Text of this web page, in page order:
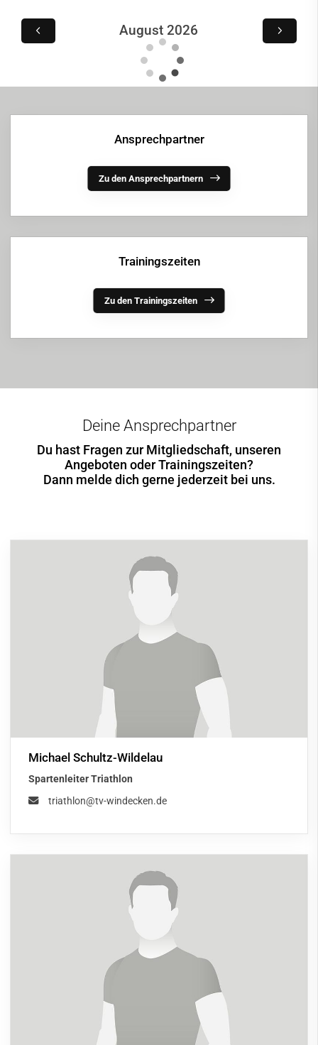
August 2026
Ansprechpartner
Zu den Ansprechpartnern
Trainingszeiten
Zu den Trainingszeiten
Deine Ansprechpartner
Du hast Fragen zur Mitgliedschaft, unseren
Angeboten oder Trainingszeiten?
Dann melde dich gerne jederzeit bei uns.
Michael Schultz-Wildelau
Spartenleiter Triathlon
triathlon@tv-windecken.de